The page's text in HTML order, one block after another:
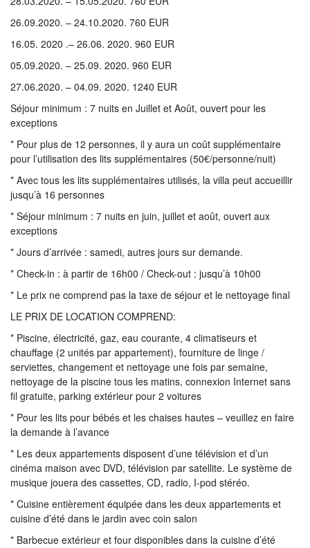
26.09.2020. – 24.10.2020. 760 EUR
16.05. 2020 .– 26.06. 2020. 960 EUR
05.09.2020. – 25.09. 2020. 960 EUR
27.06.2020. – 04.09. 2020. 1240 EUR
Séjour minimum : 7 nuits en Juillet et Août, ouvert pour les
exceptions
* Pour plus de 12 personnes, il y aura un coût supplémentaire
pour l’utilisation des lits supplémentaires (50€/personne/nuit)
* Avec tous les lits supplémentaires utilisés, la villa peut accueillir
jusqu’à 16 personnes
* Séjour minimum : 7 nuits en juin, juillet et août, ouvert aux
exceptions
* Jours d’arrivée : samedi, autres jours sur demande.
* Check-in : à partir de 16h00 / Check-out : jusqu’à 10h00
* Le prix ne comprend pas la taxe de séjour et le nettoyage final
LE PRIX DE LOCATION COMPREND:
* Piscine, électricité, gaz, eau courante, 4 climatiseurs et
chauffage (2 unités par appartement), fourniture de linge /
serviettes, changement et nettoyage une fois par semaine,
nettoyage de la piscine tous les matins, connexion Internet sans
fil gratuite, parking extérieur pour 2 voitures
* Pour les lits pour bébés et les chaises hautes – veuillez en faire
la demande à l’avance
* Les deux appartements disposent d’une télévision et d’un
cinéma maison avec DVD, télévision par satellite. Le système de
musique jouera des cassettes, CD, radio, I-pod stéréo.
* Cuisine entièrement équipée dans les deux appartements et
cuisine d’été dans le jardin avec coin salon
* Barbecue extérieur et four disponibles dans la cuisine d’été